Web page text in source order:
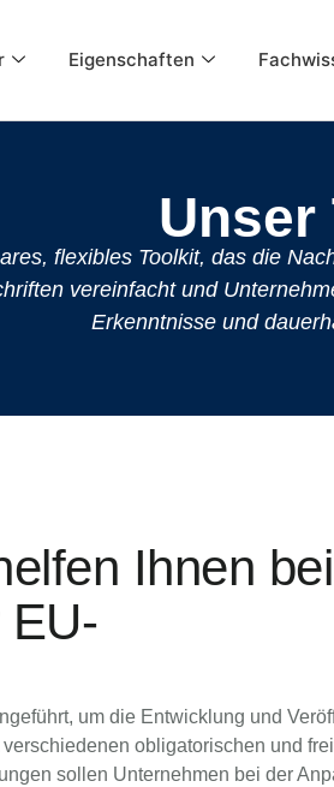
Eigenschaften
Unser
flexibles Toolkit, das die
vereinfacht und
Erkenntnisse und
Ihnen bei
EU-
um die Entwicklung und
obligatorischen und
sollen Unternehmen bei der